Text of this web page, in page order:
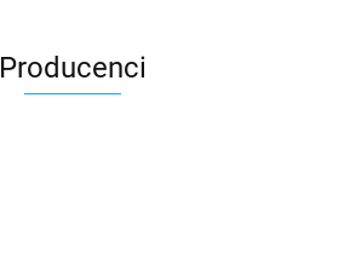
Producenci